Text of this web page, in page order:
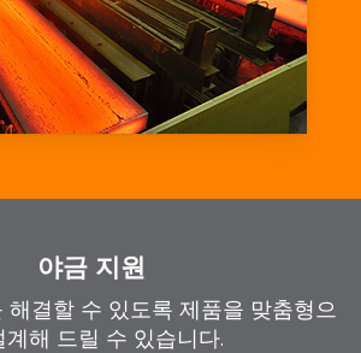
야금 지원
해결할 수 있도록 제품을 맞춤형으
계해 드릴 수 있습니다.